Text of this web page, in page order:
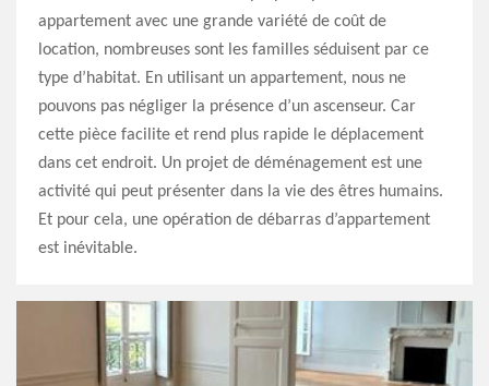
appartement avec une grande variété de coût de
location, nombreuses sont les familles séduisent par ce
type d’habitat. En utilisant un appartement, nous ne
pouvons pas négliger la présence d’un ascenseur. Car
cette pièce facilite et rend plus rapide le déplacement
dans cet endroit. Un projet de déménagement est une
activité qui peut présenter dans la vie des êtres humains.
Et pour cela, une opération de débarras d’appartement
est inévitable.